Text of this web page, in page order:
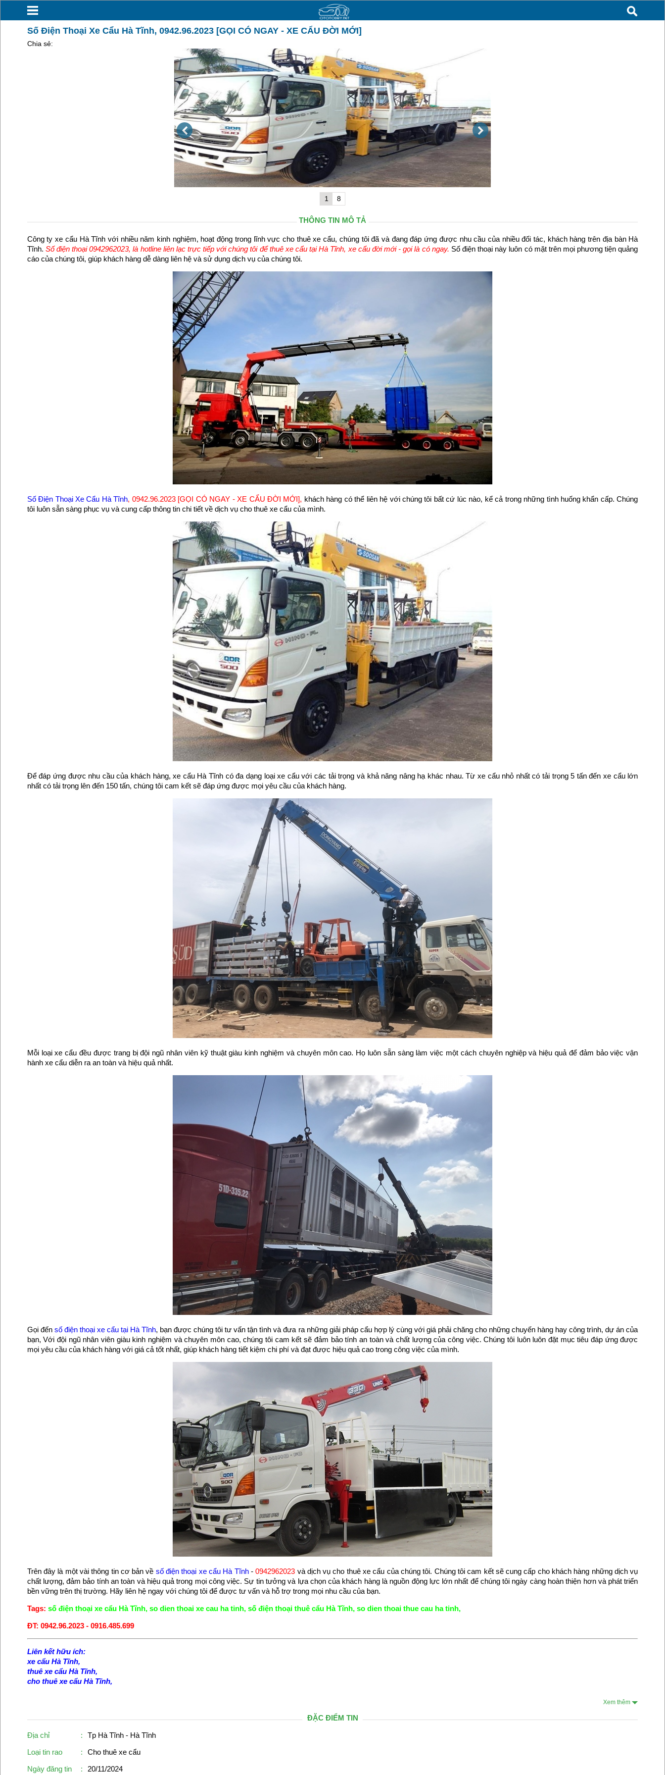
Số Điện Thoại Xe Cẩu Hà Tĩnh, 0942.96.2023 [GỌI CÓ NGAY - XE CẨU ĐỜI MỚI]
Chia sẻ:
1 8
THÔNG TIN MÔ TẢ
Công ty xe cẩu Hà Tĩnh với nhiều năm kinh nghiệm, hoạt động trong lĩnh vực cho thuê xe cẩu, chúng tôi đã và đang đáp ứng được nhu cầu của nhiều đối tác, khách hàng trên địa bàn Hà
Tĩnh. Số điện thoại 0942962023, là hotline liên lạc trực tiếp với chúng tôi để thuê xe cẩu tại Hà Tĩnh, xe cẩu đời mới - gọi là có ngay. Số điện thoại này luôn có mặt trên mọi phương tiện quảng
cáo của chúng tôi, giúp khách hàng dễ dàng liên hệ và sử dụng dịch vụ của chúng tôi.
Số Điện Thoại Xe Cẩu Hà Tĩnh, 0942.96.2023 [GỌI CÓ NGAY - XE CẨU ĐỜI MỚI], khách hàng có thể liên hệ với chúng tôi bất cứ lúc nào, kể cả trong những tình huống khẩn cấp. Chúng
tôi luôn sẵn sàng phục vụ và cung cấp thông tin chi tiết về dịch vụ cho thuê xe cẩu của mình.
Để đáp ứng được nhu cầu của khách hàng, xe cẩu Hà Tĩnh có đa dạng loại xe cẩu với các tải trọng và khả năng nâng hạ khác nhau. Từ xe cẩu nhỏ nhất có tải trọng 5 tấn đến xe cẩu lớn
nhất có tải trọng lên đến 150 tấn, chúng tôi cam kết sẽ đáp ứng được mọi yêu cầu của khách hàng.
Mỗi loại xe cẩu đều được trang bị đội ngũ nhân viên kỹ thuật giàu kinh nghiệm và chuyên môn cao. Họ luôn sẵn sàng làm việc một cách chuyên nghiệp và hiệu quả để đảm bảo việc vận
hành xe cẩu diễn ra an toàn và hiệu quả nhất.
Gọi đến số điện thoại xe cẩu tại Hà Tĩnh, bạn được chúng tôi tư vấn tận tình và đưa ra những giải pháp cẩu hợp lý cùng với giá phải chăng cho những chuyến hàng hay công trình, dự án của
bạn, Với đội ngũ nhân viên giàu kinh nghiệm và chuyên môn cao, chúng tôi cam kết sẽ đảm bảo tính an toàn và chất lượng của công việc. Chúng tôi luôn luôn đặt mục tiêu đáp ứng được
mọi yêu cầu của khách hàng với giá cả tốt nhất, giúp khách hàng tiết kiệm chi phí và đạt được hiệu quả cao trong công việc của mình.
Trên đây là một vài thông tin cơ bản về số điện thoại xe cẩu Hà Tĩnh-0942962023 và dịch vụ cho thuê xe cẩu của chúng tôi. Chúng tôi cam kết sẽ cung cấp cho khách hàng những dịch vụ
chất lượng, đảm bảo tính an toàn và hiệu quả trong mọi công việc. Sự tin tưởng và lựa chọn của khách hàng là nguồn động lực lớn nhất để chúng tôi ngày càng hoàn thiện hơn và phát triển
bền vững trên thị trường. Hãy liên hệ ngay với chúng tôi để được tư vấn và hỗ trợ trong mọi nhu cầu của bạn.
Tags: số điện thoại xe cẩu Hà Tĩnh, so dien thoai xe cau ha tinh, số điện thoại thuê cẩu Hà Tĩnh, so dien thoai thue cau ha tinh,
ĐT: 0942.96.2023 - 0916.485.699
Liên kết hữu ích:
xe cẩu Hà Tĩnh,
thuê xe cẩu Hà Tĩnh,
cho thuê xe cẩu Hà Tĩnh,
Xem thêm
ĐẶC ĐIỂM TIN
Địa chỉ :
Tp Hà Tĩnh - Hà Tĩnh
Loại tin rao
:
Cho thuê xe cẩu
Ngày đăng tin
: 20/11/2024